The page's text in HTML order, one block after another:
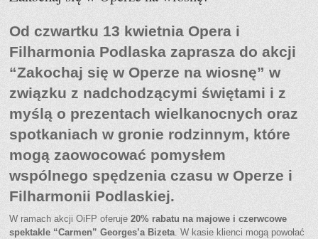
Od czwartku 13 kwietnia Opera i
Filharmonia Podlaska zaprasza do akcji
“Zakochaj się w Operze na wiosnę” w
związku z nadchodzącymi świętami i z
myślą o prezentach wielkanocnych oraz
spotkaniach w gronie rodzinnym, które
mogą zaowocować pomysłem
wspólnego spędzenia czasu w Operze i
Filharmonii Podlaskiej.
W ramach akcji OiFP oferuje 20% rabatu na majowe i czerwcowe
spektakle “Carmen” Georges’a Bizeta. W kasie klienci mogą powołać